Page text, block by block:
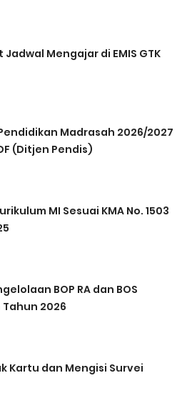
Mengajar di EMIS GTK
Madrasah 2026/2027
(Ditjen Pendis)
MI Sesuai KMA No. 1503
BOP RA dan BOS
2026
Kartu dan Mengisi Survei